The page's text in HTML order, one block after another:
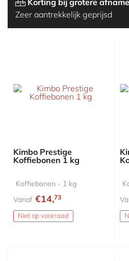
Korting bij grotere afname
Zeer aantrekkelijk geprijsd
Kimbo Prestige
Koffiebonen 1 kg
Koffiebonen - 1 kg
Vanaf €14,73
Niet op voorraad